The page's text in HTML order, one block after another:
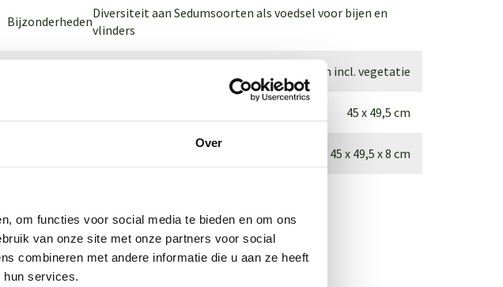
Over
om functies voor social media te bieden en om ons
van onze site met onze partners voor social
combineren met andere informatie die u aan ze heeft
hun services.
Bijzonderheden
Diversiteit aan Sedumsoorten als voedsel voor bijen en
vlinders
10 - 12 cm incl. vegetatie
45 x 49,5 cm
45 x 49,5 x 8 cm